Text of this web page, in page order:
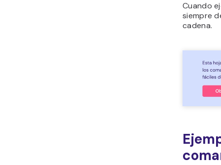
Cuando
siempre
cadena.